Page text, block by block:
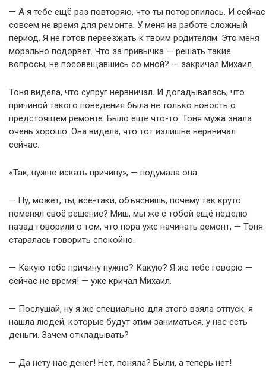
— А я тебе ещё раз повторяю, что ты поторопилась. И сейчас
совсем не время для ремонта. У меня на работе сложный
период. Я не готов переезжать к твоим родителям. Это меня
морально подорвёт. Что за привычка — решать такие
вопросы, не посовещавшись со мной? — закричал Михаил.
Тоня видела, что супруг нервничал. И догадывалась, что
причиной такого поведения была не только новость о
предстоящем ремонте. Было ещё что-то. Тоня мужа знала
очень хорошо. Она видела, что тот излишне нервничал
сейчас.
«Так, нужно искать причину», — подумала она.
— Ну, может, ты, всё-таки, объяснишь, почему так круто
поменял своё решение? Миш, мы же с тобой ещё неделю
назад говорили о том, что пора уже начинать ремонт, — Тоня
старалась говорить спокойно.
— Какую тебе причину нужно? Какую? Я же тебе говорю —
сейчас не время! — уже кричал Михаил.
— Послушай, ну я же специально для этого взяла отпуск, я
нашла людей, которые будут этим заниматься, у нас есть
деньги. Зачем откладывать?
— Да нету нас денег! Нет, поняла? Были, а теперь нет!